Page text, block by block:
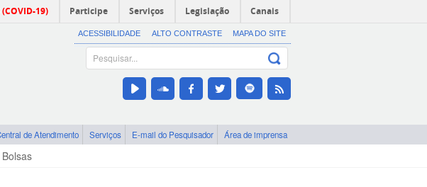
19) Participe Serviços Legislação Canais
ACESSIBILIDADE ALTO CONTRASTE MAPA DO SITE
de Atendimento Serviços E-mail do Pesquisador Área de imprensa
Bolsas